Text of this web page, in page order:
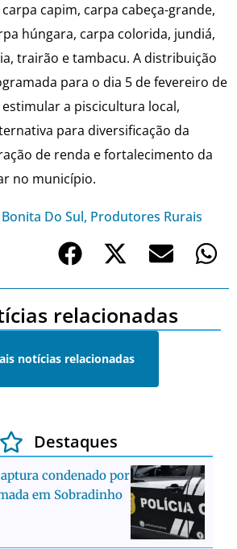
capim, carpa cabeça-grande,
húngara, carpa colorida, jundiá,
trairão e tambacu. A distribuição
para o dia 5 de fevereiro de
estimular a piscicultura local,
para diversificação da
de renda e fortalecimento da
no município.
Do Sul, Produtores Rurais
relacionadas
notícias relacionadas
Destaques
condenado por
em Sobradinho